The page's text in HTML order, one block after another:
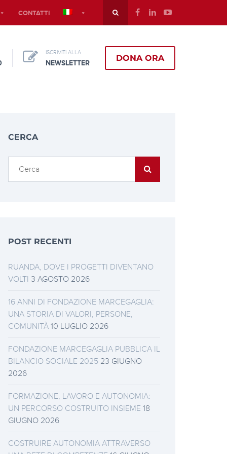
CONTATTI
ISCRIVITI ALLA
NEWSLETTER
DONA ORA
CERCA
POST RECENTI
RUANDA, DOVE I PROGETTI DIVENTANO
VOLTI 3 AGOSTO 2026
16 ANNI DI FONDAZIONE MARCEGAGLIA:
UNA STORIA DI VALORI, PERSONE,
COMUNITÀ 10 LUGLIO 2026
FONDAZIONE MARCEGAGLIA PUBBLICA IL
BILANCIO SOCIALE 2025 23 GIUGNO
2026
FORMAZIONE, LAVORO E AUTONOMIA:
UN PERCORSO COSTRUITO INSIEME 18
GIUGNO 2026
COSTRUIRE AUTONOMIA ATTRAVERSO